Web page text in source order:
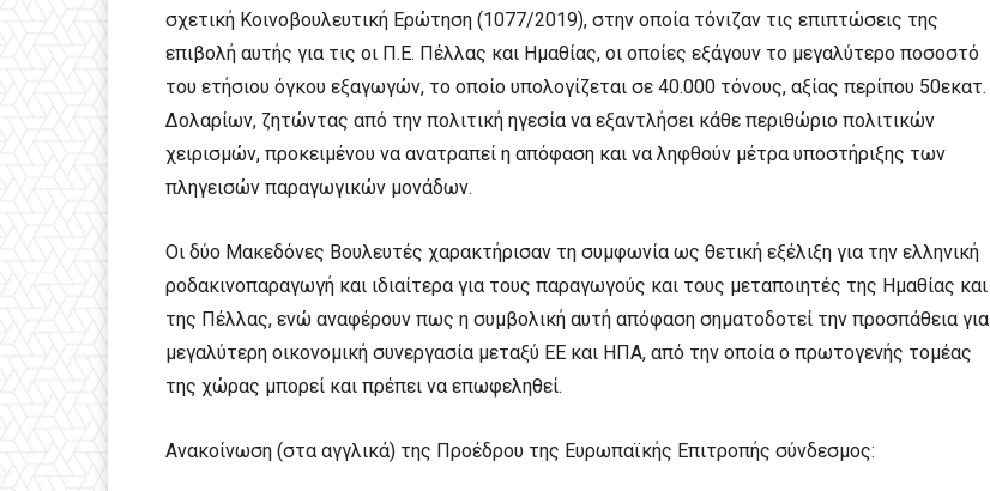
σχετική Κοινοβουλευτική Ερώτηση (1077/2019), στην οποία τόνιζαν τις επιπτώσεις της
επιβολή αυτής για τις οι Π.Ε. Πέλλας και Ημαθίας, οι οποίες εξάγουν το μεγαλύτερο ποσοστό
του ετήσιου όγκου εξαγωγών, το οποίο υπολογίζεται σε 40.000 τόνους, αξίας περίπου 50εκατ.
Δολαρίων, ζητώντας από την πολιτική ηγεσία να εξαντλήσει κάθε περιθώριο πολιτικών
χειρισμών, προκειμένου να ανατραπεί η απόφαση και να ληφθούν μέτρα υποστήριξης των
πληγεισών παραγωγικών μονάδων.
Οι δύο Μακεδόνες Βουλευτές χαρακτήρισαν τη συμφωνία ως θετική εξέλιξη για την ελληνική
ροδακινοπαραγωγή και ιδιαίτερα για τους παραγωγούς και τους μεταποιητές της Ημαθίας και
της Πέλλας, ενώ αναφέρουν πως η συμβολική αυτή απόφαση σηματοδοτεί την προσπάθεια για
μεγαλύτερη οικονομική συνεργασία μεταξύ ΕΕ και ΗΠΑ, από την οποία ο πρωτογενής τομέας
της χώρας μπορεί και πρέπει να επωφεληθεί.
Ανακοίνωση (στα αγγλικά) της Προέδρου της Ευρωπαϊκής Επιτροπής σύνδεσμος: